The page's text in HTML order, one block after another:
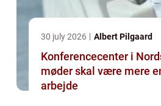
30 july 2026 Albert Pilgaard
Konferencecenter i
møder skal være mere
arbejde